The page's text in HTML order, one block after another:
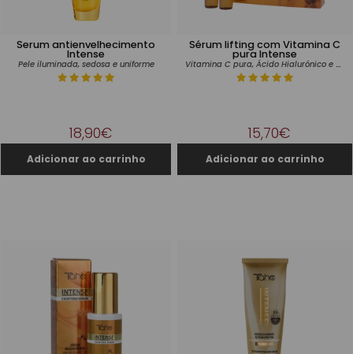
Serum antienvelhecimento
Intense
Pele iluminada, sedosa e uniforme
18,90€
Sérum lifting com Vitamina C
pura Intense
Vitamina C pura, Ácido Hialurónico e Colagénio
15,70€